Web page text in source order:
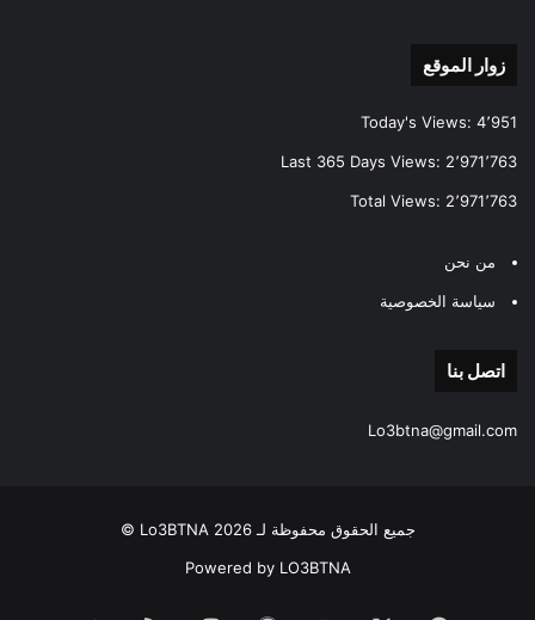
زوار الموقع
Today's Views: 4٬951
Last 365 Days Views: 2٬971٬763
Total Views: 2٬971٬763
من نحن
سياسة الخصوصية
اتصل بنا
Lo3btna@gmail.com
جميع الحقوق محفوظة لـ Lo3BTNA 2026 ©
Powered by LO3BTNA